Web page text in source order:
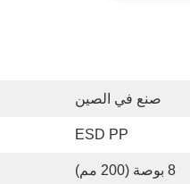
صنع في الصين
ESD PP
8 بوصة (200 مم)